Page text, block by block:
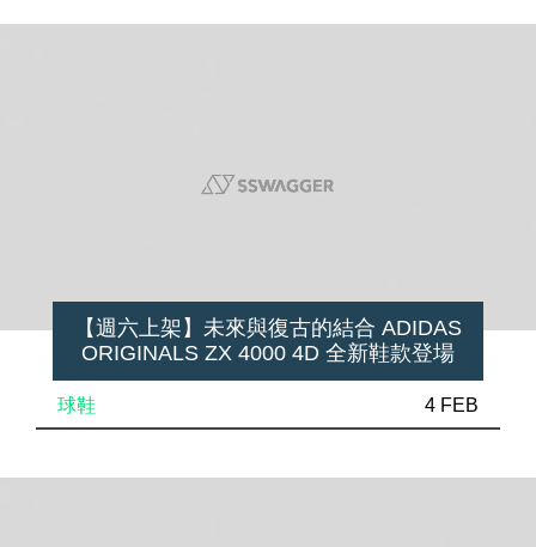
【週六上架】未來與復古的結合 ADIDAS
ORIGINALS ZX 4000 4D 全新鞋款登場
球鞋 4 FEB